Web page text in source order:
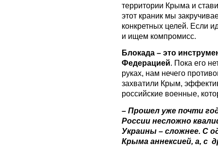
территории Крыма и
этот краник мы
конкретных целей. Если
и ищем компромисс.
Блокада – это
Федерацией. Пока его
руках, нам нечего
захватили Крым,
российские военные,
– Прошел уже почти
России несложно
Украины – сложнее. С
Крыма аннексией, а, с